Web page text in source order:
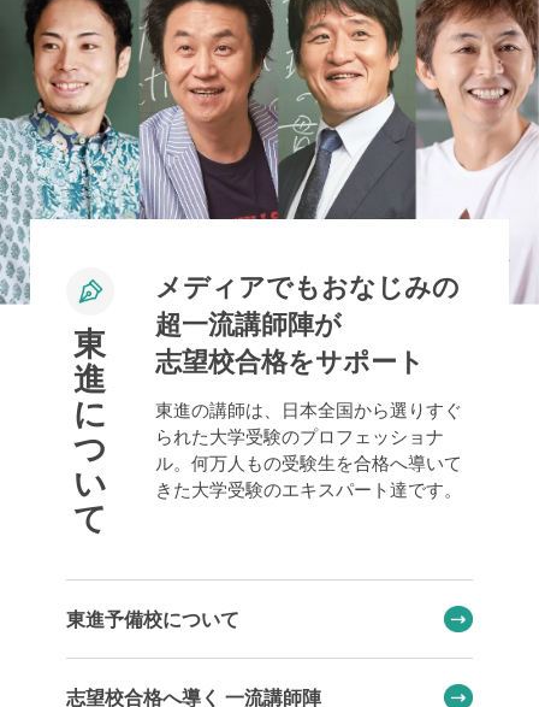
関西 大阪府 兵庫県
中国 山口県
九州 福岡県 熊本県 長崎県
東
進
に
つ
い
て
メディアでもおなじみの
超一流講師陣が
志望校合格をサポート
東進の講師は、日本全国から選りすぐ
られた大学受験のプロフェッショナ
ル。何万人もの受験生を合格へ導いて
きた大学受験のエキスパート達です。
東進予備校について
志望校合格へ導く 一流講師陣